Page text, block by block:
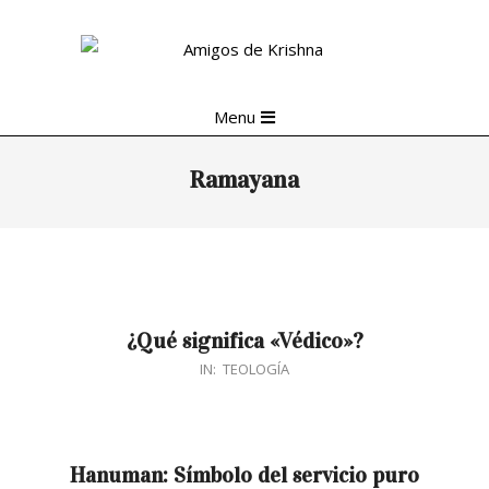
Navigation
Menu
Ramayana
¿Qué significa «Védico»?
IN: TEOLOGÍA
Hanuman: Símbolo del servicio puro